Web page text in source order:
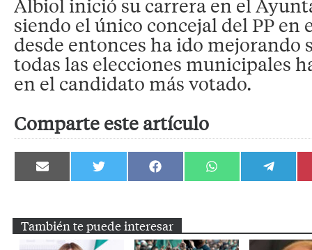
Albiol inició su carrera en el
siendo el único concejal del PP en
desde entonces ha ido mejorando
todas las elecciones municipales
en el candidato más votado.
Comparte este artículo
Compartir
en
Compartir
en
Compartir
en
Compartir
en
Compartir
en
También te puede interesar